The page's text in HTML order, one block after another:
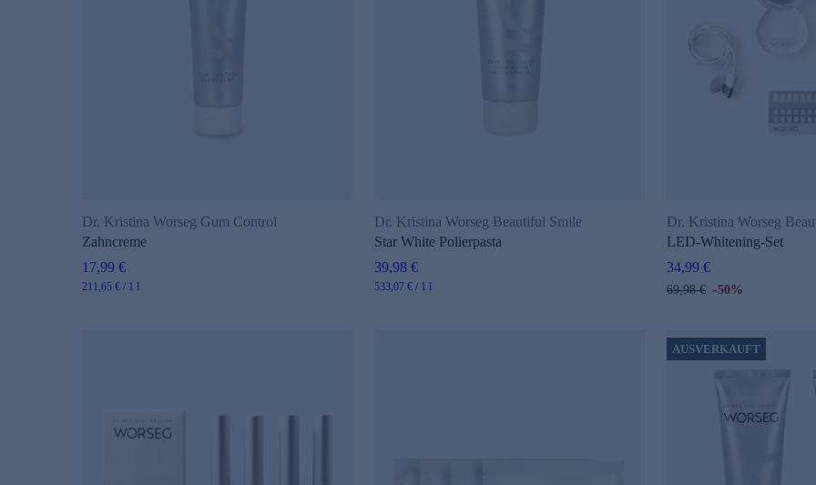
Dr. Kristina Worseg Gum Control
Zahncreme
17,99 €
211,65 € / 1 l
Dr. Kristina Worseg Beautiful Smile
Star White Polierpasta
39,98 €
533,07 € / 1 l
Dr. Kristina Worseg
LED-Whitening-Set
34,99 €
69,98 € -50%
AUSVERKAUFT